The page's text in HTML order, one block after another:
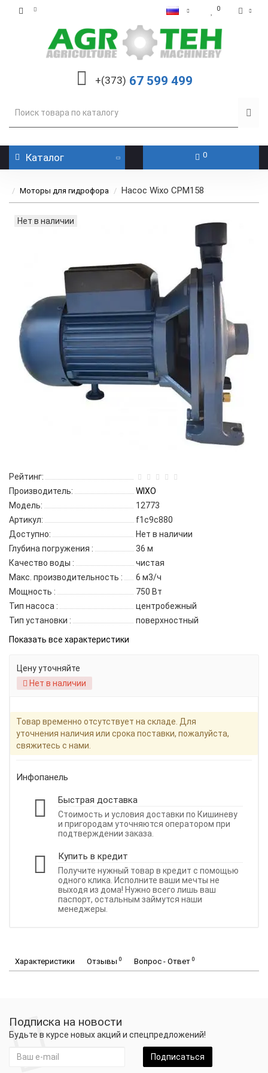
0
+(373) 67 599 499
Каталог 0
Моторы для гидрофора Насос Wixo CPM158
Нет в наличии
Рейтинг:
Производитель:
WIXO
Модель:
12773
Артикул:
f1c9c880
Доступно:
Нет в наличии
Глубина погружения :
36 м
Качество воды :
чистая
Макс. производительность :
6 м3/ч
Мощность :
750 Вт
Тип насоса :
центробежный
Тип установки :
поверхностный
Показать все характеристики
Цену уточняйте
Нет в наличии
Товар временно отсутствует на складе. Для
уточнения наличия или срока поставки, пожалуйста,
свяжитесь с нами.
Инфопанель
Быстрая доставка
Стоимость и условия доставки по Кишиневу
и пригородам уточняются оператором при
подтверждении заказа.
Купить в кредит
Получите нужный товар в кредит с помощью
одного клика. Исполните ваши мечты не
выходя из дома! Нужно всего лишь ваш
паспорт, остальным займутся наши
менеджеры.
Характеристики Отзывы 0 Вопрос - Ответ 0
Подписка на новости
Будьте в курсе новых акций и спецпредложений!
Подписаться